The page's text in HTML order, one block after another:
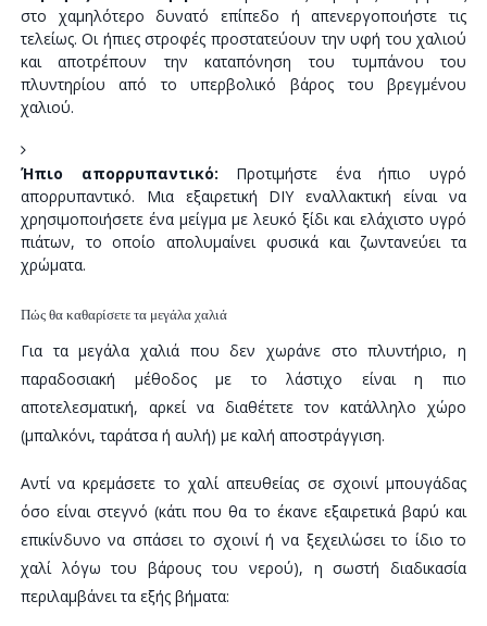
στο χαμηλότερο δυνατό επίπεδο ή απενεργοποιήστε τις
τελείως. Οι ήπιες στροφές προστατεύουν την υφή του χαλιού
και αποτρέπουν την καταπόνηση του τυμπάνου του
πλυντηρίου από το υπερβολικό βάρος του βρεγμένου
χαλιού.
Ήπιο απορρυπαντικό: Προτιμήστε ένα ήπιο υγρό
απορρυπαντικό. Μια εξαιρετική DIY εναλλακτική είναι να
χρησιμοποιήσετε ένα μείγμα με λευκό ξίδι και ελάχιστο υγρό
πιάτων, το οποίο απολυμαίνει φυσικά και ζωντανεύει τα
χρώματα.
Πώς θα καθαρίσετε τα μεγάλα χαλιά
Για τα μεγάλα χαλιά που δεν χωράνε στο πλυντήριο, η
παραδοσιακή μέθοδος με το λάστιχο είναι η πιο
αποτελεσματική, αρκεί να διαθέτετε τον κατάλληλο χώρο
(μπαλκόνι, ταράτσα ή αυλή) με καλή αποστράγγιση.
Αντί να κρεμάσετε το χαλί απευθείας σε σχοινί μπουγάδας
όσο είναι στεγνό (κάτι που θα το έκανε εξαιρετικά βαρύ και
επικίνδυνο να σπάσει το σχοινί ή να ξεχειλώσει το ίδιο το
χαλί λόγω του βάρους του νερού), η σωστή διαδικασία
περιλαμβάνει τα εξής βήματα: